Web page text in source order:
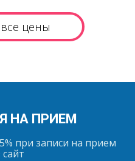
цены
НА ПРИЕМ
5% при записи на прием